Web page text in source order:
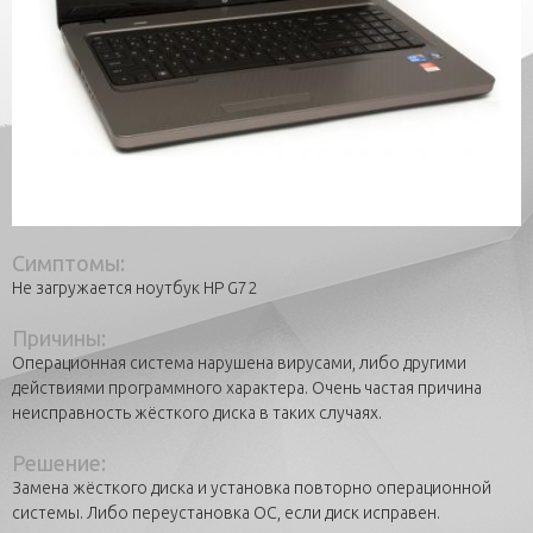
Симптомы:
Не загружается ноутбук HP G72
Причины:
Операционная система нарушена вирусами, либо другими
действиями программного характера. Очень частая причина
неисправность жёсткого диска в таких случаях.
Решение:
Замена жёсткого диска и установка повторно операционной
системы. Либо переустановка ОС, если диск исправен.